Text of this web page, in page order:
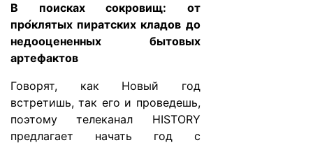
В поисках сокровищ: от
про́клятых пиратских кладов до
недооцененных бытовых
артефактов
Говорят, как Новый год
встретишь, так его и проведешь,
поэтому телеканал HISTORY
предлагает начать год с